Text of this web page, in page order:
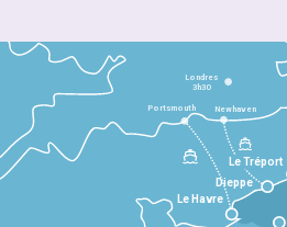
Le Havre
Dieppe
Le Tréport
Londres
3h30
Newhaven
Portsmouth